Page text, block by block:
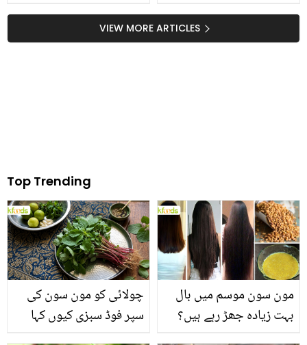
بشریٰ اقبال نے کیا کہا؟ سب
تعریف کرنے لگے
VIEW MORE ARTICLES
Top Trending
چولائی کو مون سون کی
سپر فوڈ سبزی کیوں کہا
مون سون موسم میں بال
بہت زیادہ جھڑ رہے ہیں؟